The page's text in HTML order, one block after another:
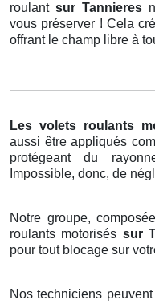
roulant sur Tannieres
vous préserver ! Cela
offrant le champ libre à
Les volets roulants
aussi être appliqués
protégeant du
Impossible, donc, de
Notre groupe,
roulants motorisés sur
pour tout blocage sur
Nos techniciens